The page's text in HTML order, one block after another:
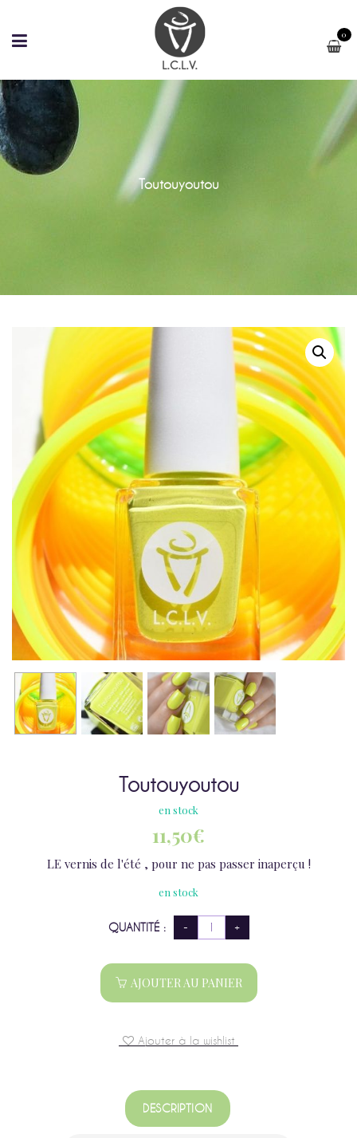
0
Toutouyoutou
Toutouyoutou
en stock
11,50€
LE vernis de l'été , pour ne pas passer inaperçu !
en stock
QUANTITÉ :
AJOUTER AU PANIER
Ajouter à la wishlist
DESCRIPTION